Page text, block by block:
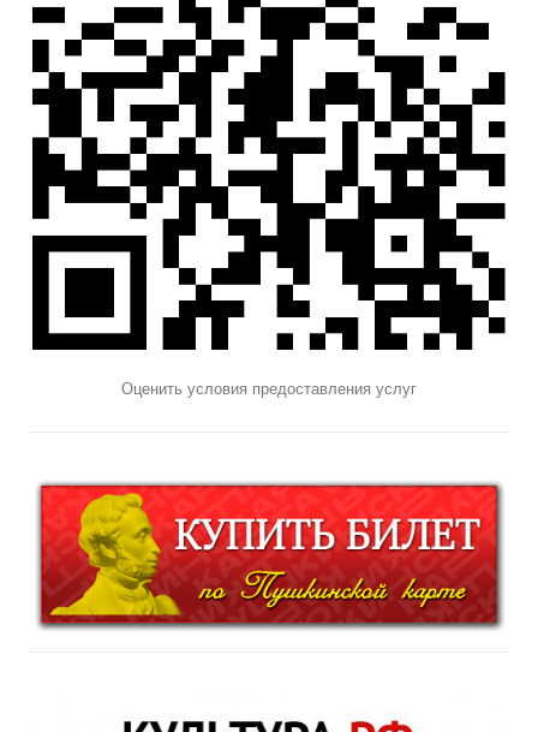
Оценить условия предоставления услуг